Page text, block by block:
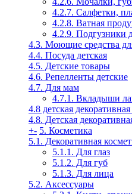
4.2.7. Салфетки,
4.2.8. Ватная
4.2.9. Подгузники
4.3. Моющие средства
4.4. Посуда детская
4.5. Детские товары
4.6. Репелленты детские
4.7. Для мам
4.7.1. Вкладыши
4.8 детская
4.8. Детская
+- 5. Косметика
5.1. Декоративная
5.1.1. Для глаз
5.1.2. Для губ
5.1.3. Для лица
5.2. Аксессуары